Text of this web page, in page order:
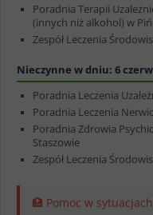
Poradnia Terapii
(innych niż alkohol) w
Zespół Leczenia
Nieczynne w dniu: 6
Poradnia Leczenia
Poradnia Leczenia
Poradnia Zdrowia
Staszowie
Zespół Leczenia
🏥 Pomoc w